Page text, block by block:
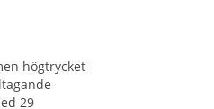
högtrycket
29